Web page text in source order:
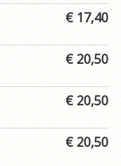
€ 17,40
€ 20,50
€ 20,50
€ 20,50